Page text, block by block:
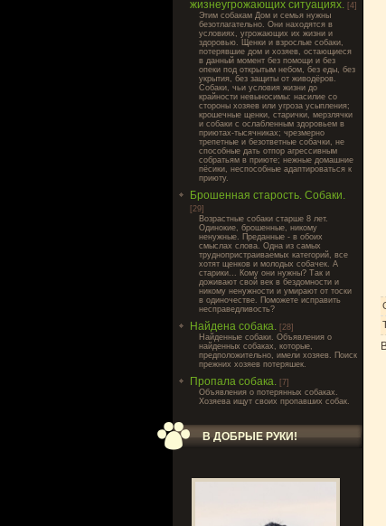
жизнеугрожающих ситуациях. [4]
Этим собакам Дом и семья нужны
безотлагательно. Они находятся в
условиях, угрожающих их жизни и
здоровью. Щенки и взрослые собаки,
потерявшие дом и хозяев, остающиеся
в данный момент без помощи и без
опеки под открытым небом, без еды, без
укрытия, без защиты от живодёров.
Собаки, чьи условия жизни до
крайности невыносимы: насилие со
стороны хозяев или угроза усыпления;
крошечные щенки, старички, мерзлячки
и собаки с ослабленным здоровьем в
приютах-тысячниках; чрезмерно
трепетные и безответные собачки, не
способные дать отпор агрессивным
собратьям в приюте; нежные домашние
пёсики, неспособные адаптироваться к
приюту.
Брошенная старость. Собаки.
[29]
Возрастные собаки старше 8 лет.
Одинокие, брошенные, никому
ненужные. Преданные - в обоих
смыслах слова. Одна из самых
труднопристраиваемых категорий, все
хотят щенков и молодых собачек. А
старики... Кому они нужны? Так и
доживают свой век в бездомности и
никому ненужности и умирают от тоски
в одиночестве. Поможете исправить
несправедливость?
Найдена собака. [28]
Найденные собаки. Объявления о
найденных собаках, которые,
предположительно, имели хозяев. Поиск
прежних хозяев потеряшек.
Пропала собака. [7]
Объявления о потерянных собаках.
Хозяева ищут своих пропавших собак.
В ДОБРЫЕ РУКИ!